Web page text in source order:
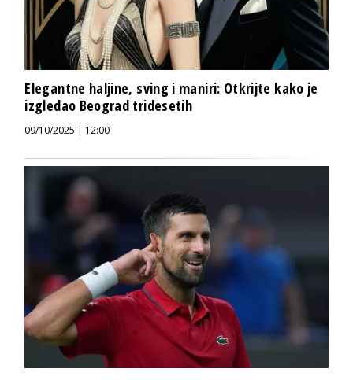
Elegantne haljine, sving i maniri: Otkrijte kako je
izgledao Beograd tridesetih
09/10/2025 | 12:00